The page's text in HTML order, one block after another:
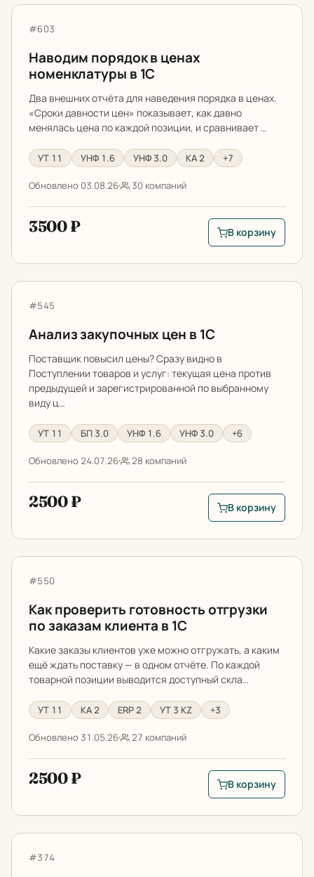
Наводим порядок в ценах номенклатуры в 1С
Артикул:
#603
Наводим порядок в ценах
номенклатуры в 1С
Два внешних отчёта для наведения порядка в ценах.
«Сроки давности цен» показывает, как давно
менялась цена по каждой позиции, и сравнивает …
УТ 11 УНФ 1.6 УНФ 3.0 КА 2 +7
Обновлено 03.08.26 30 компаний
3500 ₽
В корзину:
В корзину
Анализ закупочных цен в 1С
Артикул:
#545
Анализ закупочных цен в 1С
Поставщик повысил цены? Сразу видно в
Поступлении товаров и услуг: текущая цена против
предыдущей и зарегистрированной по выбранному
виду ц…
УТ 11 БП 3.0 УНФ 1.6 УНФ 3.0 +6
Обновлено 24.07.26 28 компаний
2500 ₽
В корзину: Анализ
В корзину
Как проверить готовность отгрузки по заказам
Артикул:
#550
Как проверить готовность отгрузки
по заказам клиента в 1С
Какие заказы клиентов уже можно отгружать, а каким
ещё ждать поставку — в одном отчёте. По каждой
товарной позиции выводится доступный скла…
УТ 11 КА 2 ERP 2 УТ 3 KZ +3
Обновлено 31.05.26 27 компаний
2500 ₽
В корзину: Как
В корзину
Расширенный отчет о движении номенклатуры из
Артикул:
#374